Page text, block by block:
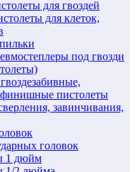
для гвоздей
для клеток,
под гвозди
пистолеты
завинчивания,
головок
1 дюйм